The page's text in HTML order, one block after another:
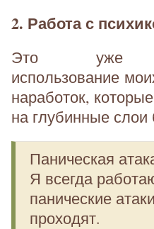
2. Работа с
Это уже
использование
наработок,
на глубинные слои
Паническая
Я всегда
панические
проходят.